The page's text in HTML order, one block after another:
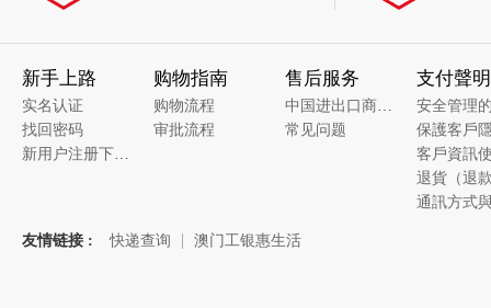
新手上路
实名认证
找回密码
新用户注册下单说明
购物指南
购物流程
审批流程
售后服务
中国进出口商品质量溯源
常见问题
支付聲明
安全管理
友情链接 : 快递查询 澳门工银惠生活